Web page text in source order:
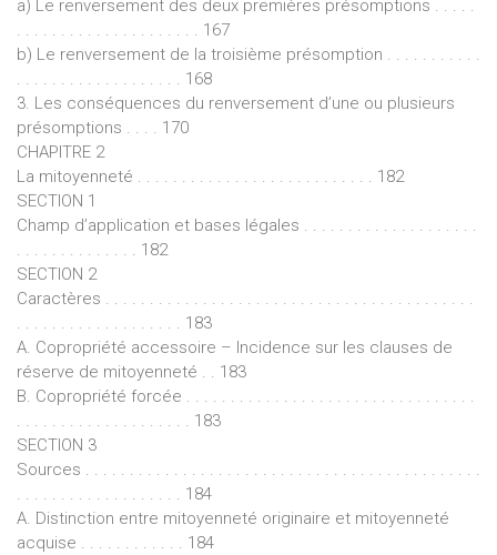
a) Le renversement des deux premières présomptions . . . . .
. . . . . . . . . . . . . . . . . . . . . 167
b) Le renversement de la troisième présomption . . . . . . . . . . .
. . . . . . . . . . . . . . . . . . . 168
3. Les conséquences du renversement d’une ou plusieurs
présomptions . . . . 170
CHAPITRE 2
La mitoyenneté . . . . . . . . . . . . . . . . . . . . . . . . . . . 182
SECTION 1
Champ d’application et bases légales . . . . . . . . . . . . . . . . . . . .
. . . . . . . . . . . . . . 182
SECTION 2
Caractères . . . . . . . . . . . . . . . . . . . . . . . . . . . . . . . . . . . . . . . . . .
. . . . . . . . . . . . . . . . . . . 183
A. Copropriété accessoire – Incidence sur les clauses de
réserve de mitoyenneté . . 183
B. Copropriété forcée . . . . . . . . . . . . . . . . . . . . . . . . . . . . . . . . .
. . . . . . . . . . . . . . . . . . . . 183
SECTION 3
Sources . . . . . . . . . . . . . . . . . . . . . . . . . . . . . . . . . . . . . . . . . . . . .
. . . . . . . . . . . . . . . . . . . 184
A. Distinction entre mitoyenneté originaire et mitoyenneté
acquise . . . . . . . . . . . . 184